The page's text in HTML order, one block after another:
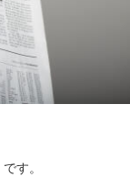
す。